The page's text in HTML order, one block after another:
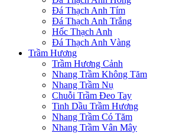
Đá Thạch Anh Tím
Đá Thạch Anh Trắng
Hốc Thạch Anh
Đá Thạch Anh Vàng
Trầm Hương
Trầm Hương Cảnh
Nhang Trầm Không Tăm
Nhang Trầm Nụ
Chuỗi Trầm Đeo Tay
Tinh Dầu Trầm Hương
Nhang Trầm Có Tăm
Nhang Trầm Vân Mây